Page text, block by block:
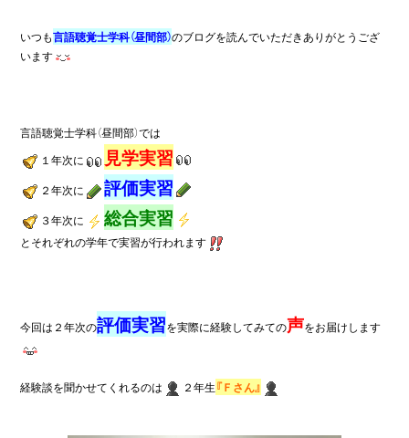
いつも言語聴覚士学科（昼間部）のブログを読んでいただきありがとうござ
います
１年次に 見学実習
２年次に 評価実習
３年次に 総合実習
とそれぞれの学年で実習が行われます
今回は ２年次の評価実習を実際に経験してみての声をお届けします
経験談を聞かせてくれるのは ２年生『Ｆさん』